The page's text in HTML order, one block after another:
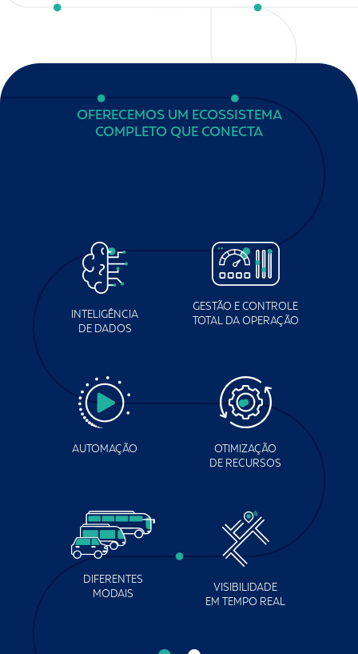
OFERECEMOS UM ECOSSISTEMA
COMPLETO QUE CONECTA
INTELIGÊNCIA
DE DADOS
GESTÃO E CONTROLE
TOTAL DA OPERAÇÃO
AUTOMAÇÃO
OTIMIZAÇÃO
DE RECURSOS
DIFERENTES
MODAIS
VISIBILIDADE
EM TEMPO REAL